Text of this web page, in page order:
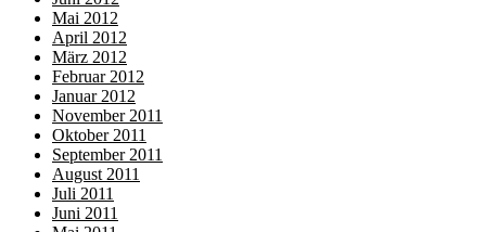
Mai 2012
April 2012
März 2012
Februar 2012
Januar 2012
November 2011
Oktober 2011
September 2011
August 2011
Juli 2011
Juni 2011